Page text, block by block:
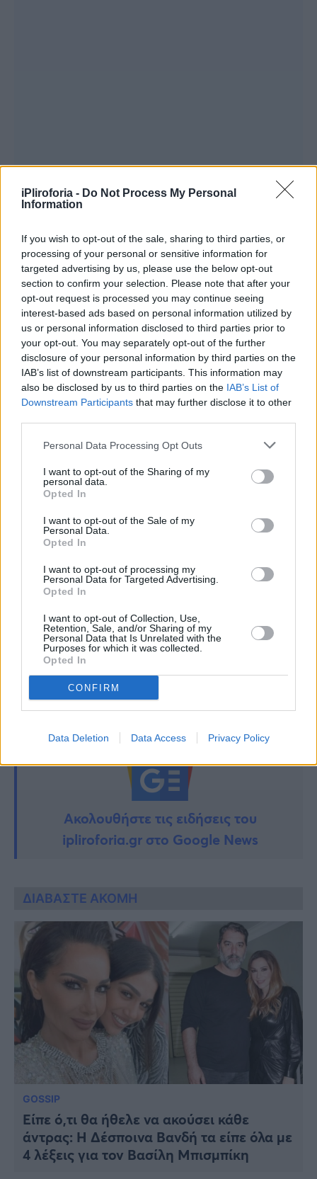
iPliroforia - Do Not Process My Personal
Information
If you wish to opt-out of the sale, sharing to third parties, or
processing of your personal or sensitive information for
targeted advertising by us, please use the below opt-out
section to confirm your selection. Please note that after your
opt-out request is processed you may continue seeing
interest-based ads based on personal information utilized by
us or personal information disclosed to third parties prior to
your opt-out. You may separately opt-out of the further
disclosure of your personal information by third parties on the
IAB’s list of downstream participants. This information may
also be disclosed by us to third parties on the IAB’s List of
Downstream Participants that may further disclose it to other
Personal Data Processing Opt Outs
I want to opt-out of the Sharing of my
personal data.
Opted In
I want to opt-out of the Sale of my
Personal Data.
Opted In
I want to opt-out of processing my
Personal Data for Targeted Advertising.
Opted In
I want to opt-out of Collection, Use,
Retention, Sale, and/or Sharing of my
Personal Data that Is Unrelated with the
Purposes for which it was collected.
Opted In
CONFIRM
Data Deletion Data Access Privacy Policy
Το βράδυ της Κυριακής, όπως είπε,
παρακολούθησε τα αποτελέσματα των
αυτοδιοικητικών εκλογών στο MEGA με την
Ράνια Τζίμα και τον Γιάννη Πρετεντέρη.
«Ανά λεπτά έκανα ζάπινγκ στα κανάλια και
έβλεπα τους ίδιους ανθρώπους, έλεγα “μα
πως προλαβαίνουν;”», είπε η Δανάη Μπάρκα.
TAGS:
ΔΑΝΑΗ ΜΠΑΡΚΑ
Ακολουθήστε τις ειδήσεις του
ipliroforia.gr στο Google News
ΔΙΑΒΑΣΤΕ ΑΚΟΜΗ
GOSSIP
Είπε ό,τι θα ήθελε να ακούσει κάθε
άντρας: Η Δέσποινα Βανδή τα είπε όλα με
4 λέξεις για τον Βασίλη Μπισμπίκη